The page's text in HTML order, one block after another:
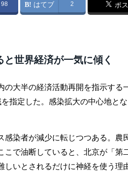
98 はてブ 2 ポ
世界経済が一気に傾く
の大半の経済活動再開を指示する
指定した。感染拡大の中心地と
感染者が減少に転じつつある。農
こで油断していると、北京が「第
いとされるだけに神経を使う理